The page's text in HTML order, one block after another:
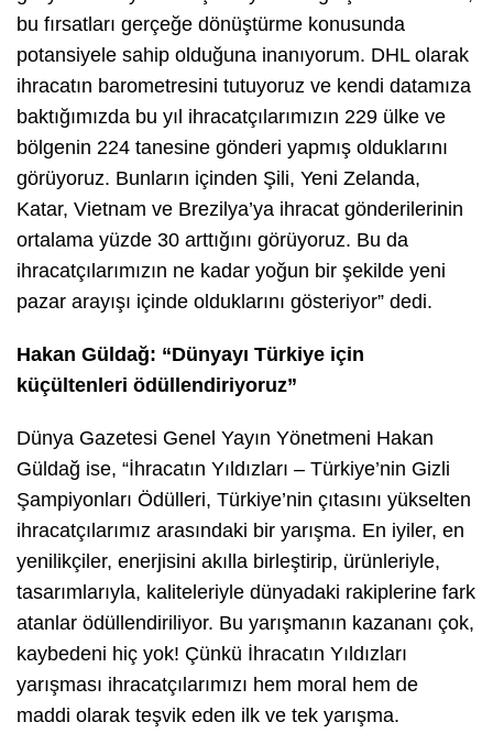
bu fırsatları gerçeğe dönüştürme konusunda
potansiyele sahip olduğuna inanıyorum. DHL olarak
ihracatın barometresini tutuyoruz ve kendi datamıza
baktığımızda bu yıl ihracatçılarımızın 229 ülke ve
bölgenin 224 tanesine gönderi yapmış olduklarını
görüyoruz. Bunların içinden Şili, Yeni Zelanda,
Katar, Vietnam ve Brezilya’ya ihracat gönderilerinin
ortalama yüzde 30 arttığını görüyoruz. Bu da
ihracatçılarımızın ne kadar yoğun bir şekilde yeni
pazar arayışı içinde olduklarını gösteriyor” dedi.
Hakan Güldağ: “Dünyayı Türkiye için
küçültenleri ödüllendiriyoruz”
Dünya Gazetesi Genel Yayın Yönetmeni Hakan
Güldağ ise, “İhracatın Yıldızları – Türkiye’nin Gizli
Şampiyonları Ödülleri, Türkiye’nin çıtasını yükselten
ihracatçılarımız arasındaki bir yarışma. En iyiler, en
yenilikçiler, enerjisini akılla birleştirip, ürünleriyle,
tasarımlarıyla, kaliteleriyle dünyadaki rakiplerine fark
atanlar ödüllendiriliyor. Bu yarışmanın kazananı çok,
kaybedeni hiç yok! Çünkü İhracatın Yıldızları
yarışması ihracatçılarımızı hem moral hem de
maddi olarak teşvik eden ilk ve tek yarışma.